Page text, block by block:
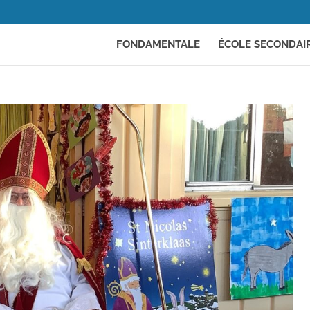
FONDAMENTALE ÉCOLE